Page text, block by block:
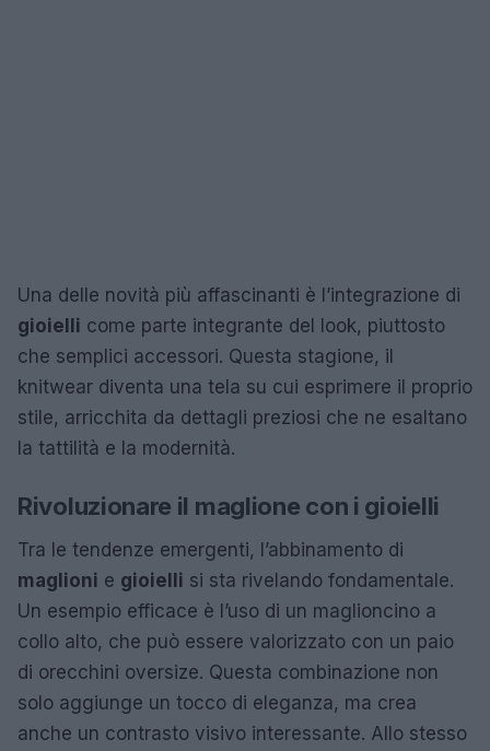
Una delle novità più affascinanti è l’integrazione di
gioielli come parte integrante del look, piuttosto
che semplici accessori. Questa stagione, il
knitwear diventa una tela su cui esprimere il proprio
stile, arricchita da dettagli preziosi che ne esaltano
la tattilità e la modernità.
Rivoluzionare il maglione con i gioielli
Tra le tendenze emergenti, l’abbinamento di
maglioni e gioielli si sta rivelando fondamentale.
Un esempio efficace è l’uso di un maglioncino a
collo alto, che può essere valorizzato con un paio
di orecchini oversize. Questa combinazione non
solo aggiunge un tocco di eleganza, ma crea
anche un contrasto visivo interessante. Allo stesso